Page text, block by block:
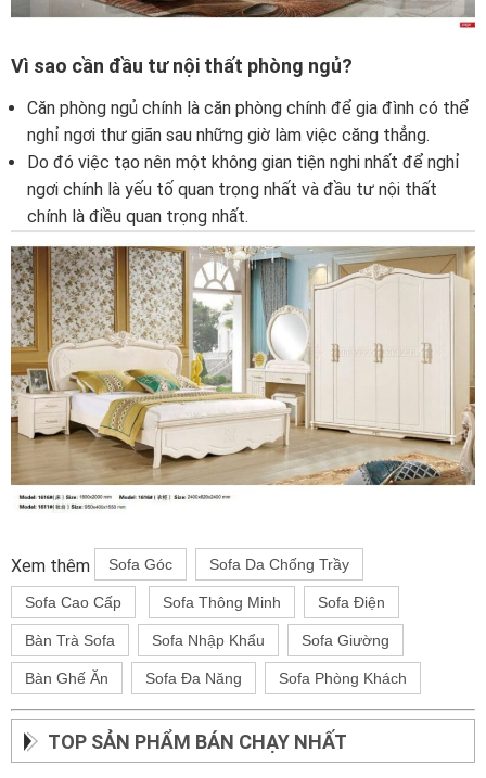
Vì sao cần đầu tư nội thất phòng ngủ?
Căn phòng ngủ chính là căn phòng chính để gia đình có thể
nghỉ ngơi thư giãn sau những giờ làm việc căng thẳng.
Do đó việc tạo nên một không gian tiện nghi nhất để nghỉ
ngơi chính là yếu tố quan trọng nhất và đầu tư nội thất
chính là điều quan trọng nhất.
Xem thêm Sofa Góc Sofa Da Chống Trầy
Sofa Cao Cấp Sofa Thông Minh Sofa Điện
Bàn Trà Sofa Sofa Nhập Khẩu Sofa Giường
Bàn Ghế Ăn Sofa Đa Năng Sofa Phòng Khách
TOP SẢN PHẨM BÁN CHẠY NHẤT